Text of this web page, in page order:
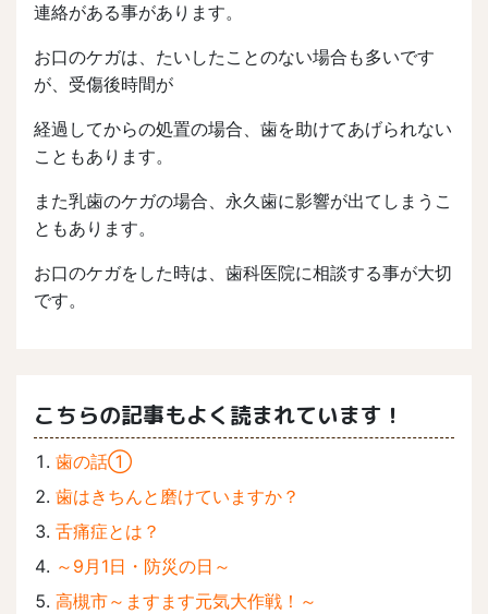
連絡がある事があります。
お口のケガは、たいしたことのない場合も多いです
が、受傷後時間が
経過してからの処置の場合、歯を助けてあげられない
こともあります。
また乳歯のケガの場合、永久歯に影響が出てしまうこ
ともあります。
お口のケガをした時は、歯科医院に相談する事が大切
です。
こちらの記事もよく読まれています！
歯の話①
歯はきちんと磨けていますか？
舌痛症とは？
～9月1日・防災の日～
高槻市～ますます元気大作戦！～